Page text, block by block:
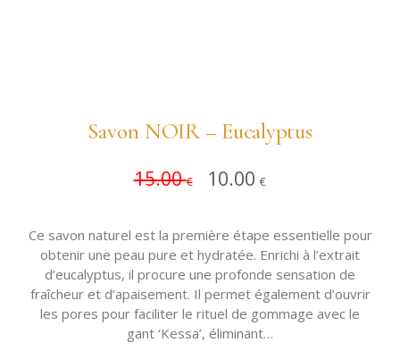
Savon NOIR – Eucalyptus
15.00€ 10.00€
Ce savon naturel est la première étape essentielle pour
obtenir une peau pure et hydratée. Enrichi à l’extrait
d’eucalyptus, il procure une profonde sensation de
fraîcheur et d’apaisement. Il permet également d’ouvrir
les pores pour faciliter le rituel de gommage avec le
gant ‘Kessa’, éliminant…